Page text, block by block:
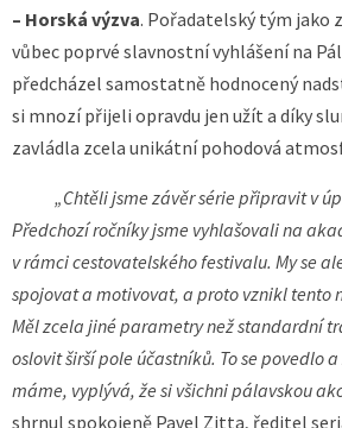
– Horská výzva. Pořadatelský tým jako
vůbec poprvé slavnostní vyhlášení na
předcházel samostatně hodnocený
si mnozí přijeli opravdu jen užít a díky
zavládla zcela unikátní pohodová
„Chtěli jsme závěr série připravit v
Předchozí ročníky jsme vyhlašovali na
v rámci cestovatelského festivalu. My se
spojovat a motivovat, a proto vznikl tento
Měl zcela jiné parametry než standardní
oslovit širší pole účastníků. To se povedlo
máme, vyplývá, že si všichni pálavskou
shrnul spokojeně Pavel Zitta, ředitel